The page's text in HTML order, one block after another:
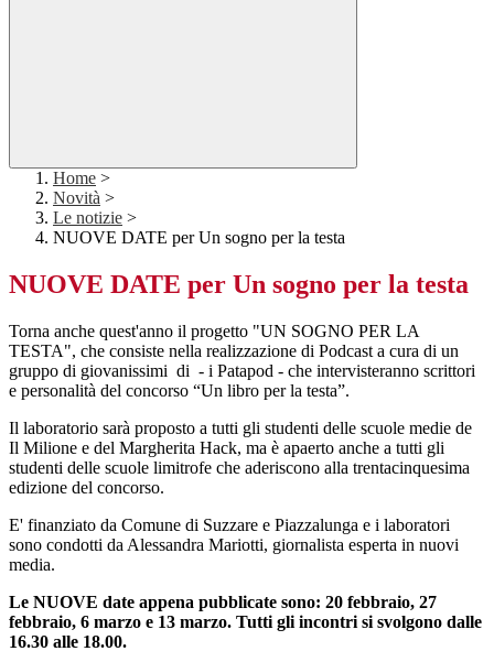
Home >
Novità >
Le notizie >
NUOVE DATE per Un sogno per la testa
NUOVE DATE per Un sogno per la testa
Torna anche quest'anno il progetto "UN SOGNO PER LA
TESTA", che consiste nella realizzazione di Podcast a cura di un
gruppo di giovanissimi di - i Patapod - che intervisteranno scrittori
e personalità del concorso “Un libro per la testa”.
Il laboratorio sarà proposto a tutti gli studenti delle scuole medie de
Il Milione e del Margherita Hack, ma è apaerto anche a tutti gli
studenti delle scuole limitrofe che aderiscono alla trentacinquesima
edizione del concorso.
E' finanziato da Comune di Suzzare e Piazzalunga e i laboratori
sono condotti da Alessandra Mariotti, giornalista esperta in nuovi
media.
Le NUOVE date appena pubblicate sono: 20 febbraio, 27
febbraio, 6 marzo e 13 marzo. Tutti gli incontri si svolgono dalle
16.30 alle 18.00.